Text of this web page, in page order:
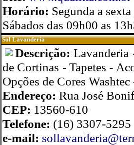
Horário: Segunda a
Sábados das 09h00 as
Sol Lavanderia
Descrição:Lavanderia
de Cortinas - Tapetes -
Opções de Cores
Endereço: Rua José
CEP: 13560-610
Telefone: (16) 3307-5295
e-mail: